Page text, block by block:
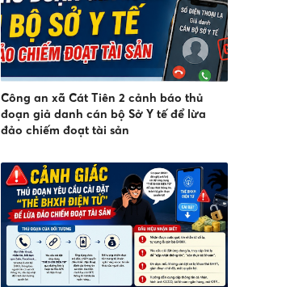
Công an xã Cát Tiên 2 cảnh báo thủ
đoạn giả danh cán bộ Sở Y tế để lừa
đảo chiếm đoạt tài sản